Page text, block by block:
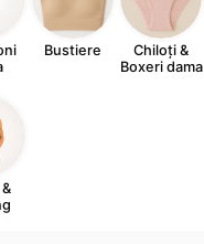
Bustiere
Chiloți &
Boxeri dama